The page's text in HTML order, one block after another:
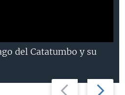
Previous Next
del Catatumbo y su